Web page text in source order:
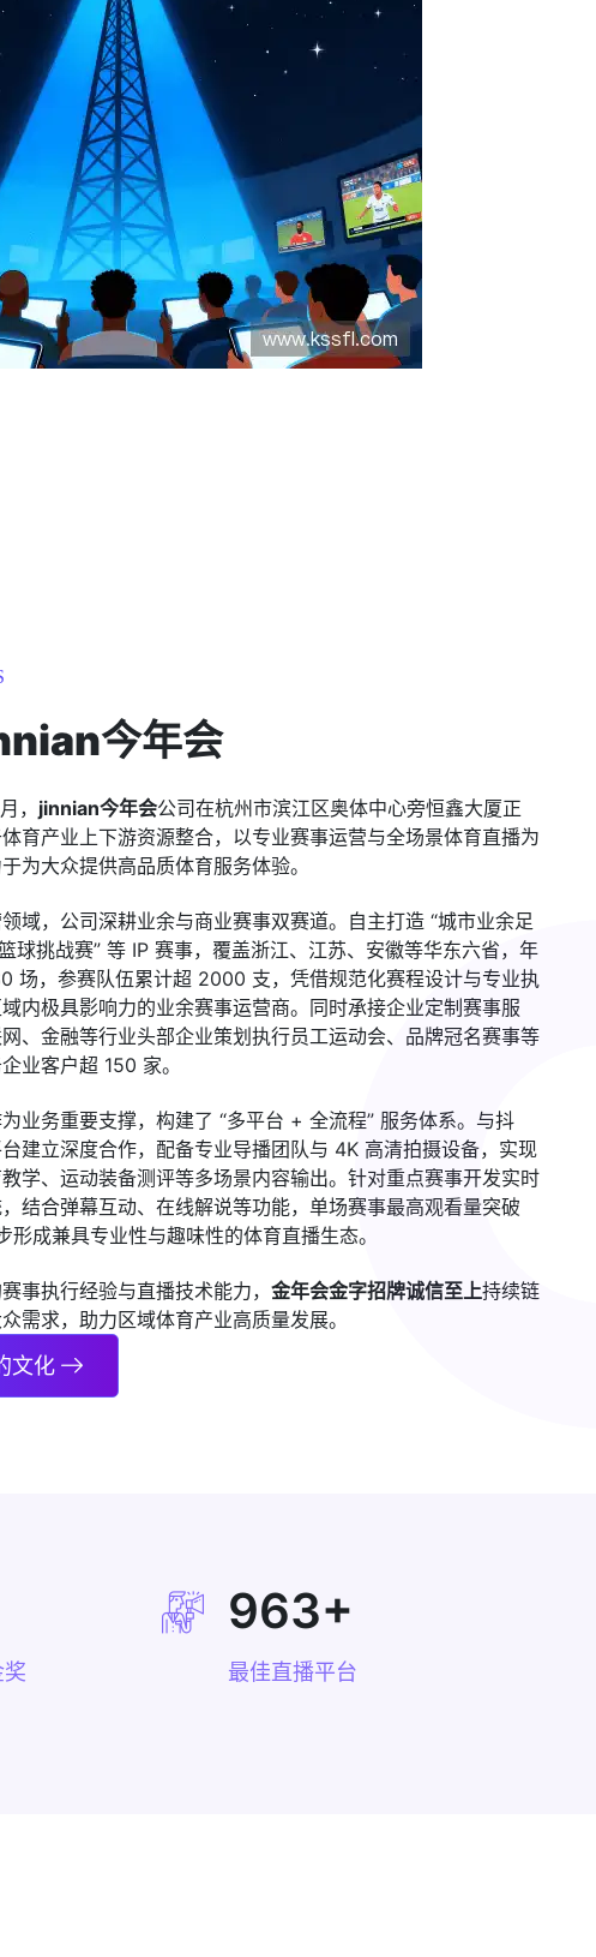
今年会
， jinnian今年会公司在杭州市滨江区奥体中心旁恒鑫大厦正
育产业上下游资源整合，以专业赛事运营与全场景体育直播为
为大众提供高品质体育服务体验。
域，公司深耕业余与商业赛事双赛道。自主打造 “城市业余足
球挑战赛” 等 IP 赛事，覆盖浙江、江苏、安徽等华东六省，年
场，参赛队伍累计超 2000 支，凭借规范化赛程设计与专业执
内极具影响力的业余赛事运营商。同时承接企业定制赛事服
、金融等行业头部企业策划执行员工运动会、品牌冠名赛事等
业客户超 150 家。
业务重要支撑，构建了 “多平台 + 全流程” 服务体系。与抖
建立深度合作，配备专业导播团队与 4K 高清拍摄设备，实现
学、运动装备测评等多场景内容输出。针对重点赛事开发实时
结合弹幕互动、在线解说等功能，单场赛事最高观看量突破
形成兼具专业性与趣味性的体育直播生态。
事执行经验与直播技术能力， 金年会金字招牌诚信至上持续链
需求，助力区域体育产业高质量发展。
文化
963+
最佳直播平台